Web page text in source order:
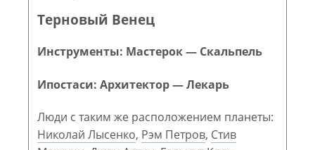
Терновый Венец
Инструменты: Мастерок — Скальпель
Ипостаси: Архитектор — Лекарь
Люди с таким же расположением планеты:
Николай Лысенко, Рэм Петров, Стив